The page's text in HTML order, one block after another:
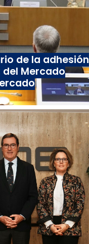
de la adhesión
del Mercado